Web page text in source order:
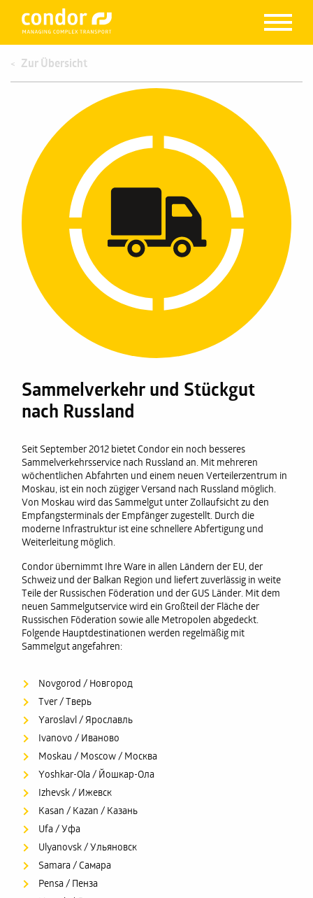
Zur Übersicht
Sammelverkehr und Stückgut
nach Russland
Seit September 2012 bietet Condor ein noch besseres
Sammelverkehrsservice nach Russland an. Mit mehreren
wöchentlichen Abfahrten und einem neuen Verteilerzentrum in
Moskau, ist ein noch zügiger Versand nach Russland möglich.
Von Moskau wird das Sammelgut unter Zollaufsicht zu den
Empfangsterminals der Empfänger zugestellt. Durch die
moderne Infrastruktur ist eine schnellere Abfertigung und
Weiterleitung möglich.
Condor übernimmt Ihre Ware in allen Ländern der EU, der
Schweiz und der Balkan Region und liefert zuverlässig in weite
Teile der Russischen Föderation und der GUS Länder. Mit dem
neuen Sammelgutservice wird ein Großteil der Fläche der
Russischen Föderation sowie alle Metropolen abgedeckt.
Folgende Hauptdestinationen werden regelmäßig mit
Sammelgut angefahren:
Novgorod / Новгород
Tver / Тверь
Yaroslavl / Ярославль
Ivanovo / Иваново
Moskau / Moscow / Москва
Yoshkar-Ola / Йошкар-Ола
Izhevsk / Ижевск
Kasan / Kazan / Казань
Ufa / Уфа
Ulyanovsk / Ульяновск
Samara / Самара
Pensa / Пенза